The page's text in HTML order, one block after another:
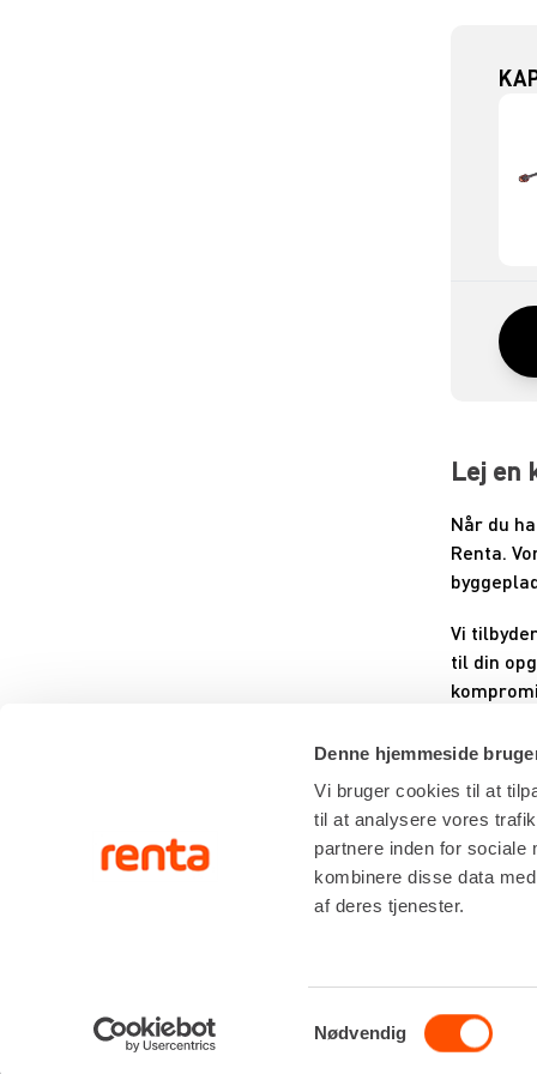
Denne hjemmeside
Vi bruger cookies til at
til at analysere vores
partnere inden for sociale
kombinere disse data
af deres tjenester.
Samtykkevalg
Nødvendig
Lej en
Når du
Renta.
Vi
til din
Lej en
bedste
Kontakt